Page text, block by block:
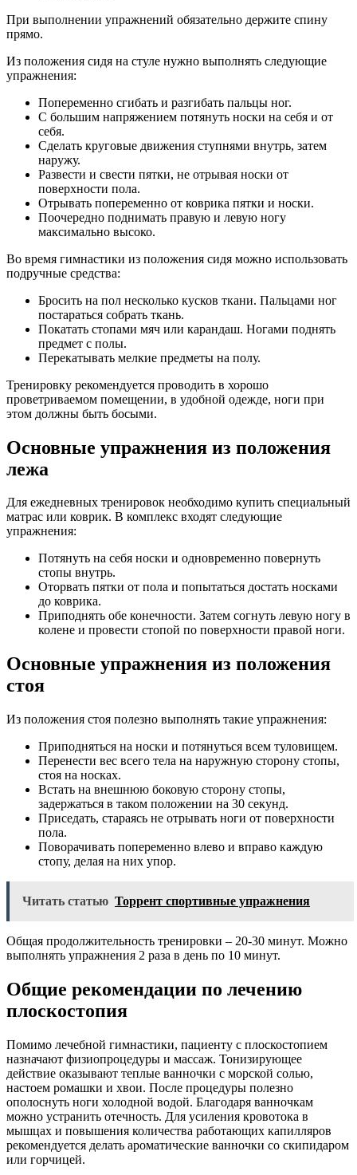
При выполнении упражнений обязательно держите спину
прямо.
Из положения сидя на стуле нужно выполнять следующие
упражнения:
Попеременно сгибать и разгибать пальцы ног.
С большим напряжением потянуть носки на себя и от
себя.
Сделать круговые движения ступнями внутрь, затем
наружу.
Развести и свести пятки, не отрывая носки от
поверхности пола.
Отрывать попеременно от коврика пятки и носки.
Поочередно поднимать правую и левую ногу
максимально высоко.
Во время гимнастики из положения сидя можно использовать
подручные средства:
Бросить на пол несколько кусков ткани. Пальцами ног
постараться собрать ткань.
Покатать стопами мяч или карандаш. Ногами поднять
предмет с полы.
Перекатывать мелкие предметы на полу.
Тренировку рекомендуется проводить в хорошо
проветриваемом помещении, в удобной одежде, ноги при
этом должны быть босыми.
Основные упражнения из положения
лежа
Для ежедневных тренировок необходимо купить специальный
матрас или коврик. В комплекс входят следующие
упражнения:
Потянуть на себя носки и одновременно повернуть
стопы внутрь.
Оторвать пятки от пола и попытаться достать носками
до коврика.
Приподнять обе конечности. Затем согнуть левую ногу в
колене и провести стопой по поверхности правой ноги.
Основные упражнения из положения
стоя
Из положения стоя полезно выполнять такие упражнения:
Приподняться на носки и потянуться всем туловищем.
Перенести вес всего тела на наружную сторону стопы,
стоя на носках.
Встать на внешнюю боковую сторону стопы,
задержаться в таком положении на 30 секунд.
Приседать, стараясь не отрывать ноги от поверхности
пола.
Поворачивать попеременно влево и вправо каждую
стопу, делая на них упор.
Читать статью Торрент спортивные упражнения
Общая продолжительность тренировки – 20-30 минут. Можно
выполнять упражнения 2 раза в день по 10 минут.
Общие рекомендации по лечению
плоскостопия
Помимо лечебной гимнастики, пациенту с плоскостопием
назначают физиопроцедуры и массаж. Тонизирующее
действие оказывают теплые ванночки с морской солью,
настоем ромашки и хвои. После процедуры полезно
ополоснуть ноги холодной водой. Благодаря ванночкам
можно устранить отечность. Для усиления кровотока в
мышцах и повышения количества работающих капилляров
рекомендуется делать ароматические ванночки со скипидаром
или горчицей.